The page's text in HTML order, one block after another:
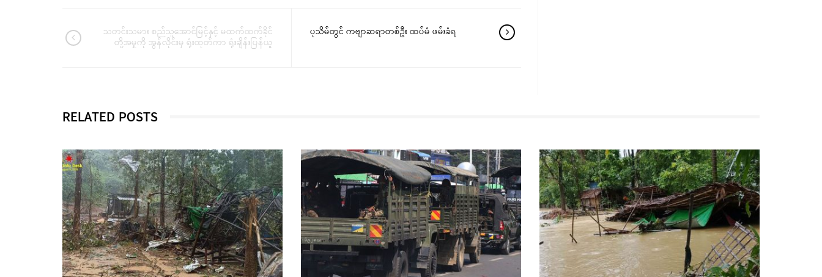
သတင်းသမား စည်သူအောင်မြင့်နှင့် မထက်ထက်ခိုင်
တို့အမှုကို အွန်လိုင်းမှ ရုံးထုတ်ကာ ရုံးချိန်းပြန်ယူ
ပုသိမ်တွင် ကဗျာဆရာတစ်ဦး ထပ်မံ ဖမ်းခံရ
RELATED POSTS